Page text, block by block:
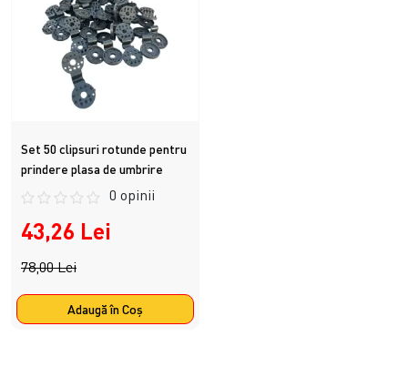
Set 50 clipsuri rotunde pentru
prindere plasa de umbrire
0 opinii
43,26 Lei
78,00 Lei
Adaugă în Coş